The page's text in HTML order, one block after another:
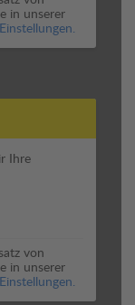
in unserer
Ihre
von
in unserer